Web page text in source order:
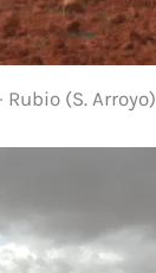
(S. Arroyo)